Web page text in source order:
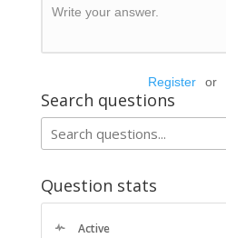
Write your answer.
Register or
Search questions
Question stats
Active